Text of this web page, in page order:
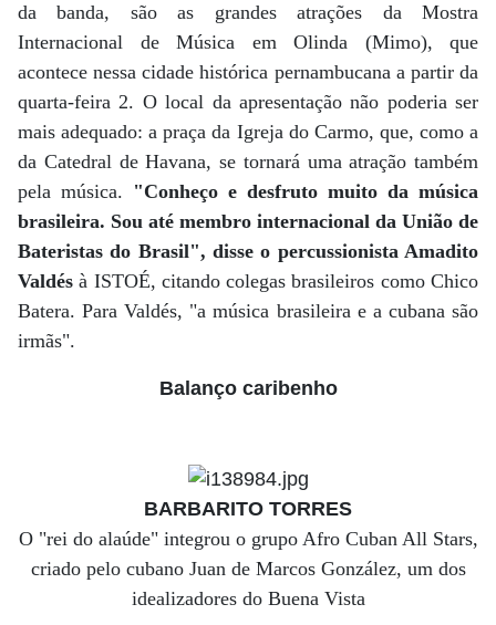
da banda, são as grandes atrações da Mostra
Internacional de Música em Olinda (Mimo), que
acontece nessa cidade histórica pernambucana a partir da
quarta-feira 2. O local da apresentação não poderia ser
mais adequado: a praça da Igreja do Carmo, que, como a
da Catedral de Havana, se tornará uma atração também
pela música. "Conheço e desfruto muito da música
brasileira. Sou até membro internacional da União de
Bateristas do Brasil", disse o percussionista Amadito
Valdés à ISTOÉ, citando colegas brasileiros como Chico
Batera. Para Valdés, "a música brasileira e a cubana são
irmãs".
Balanço caribenho
BARBARITO TORRES
O "rei do alaúde" integrou o grupo Afro Cuban All Stars,
criado pelo cubano Juan de Marcos González, um dos
idealizadores do Buena Vista